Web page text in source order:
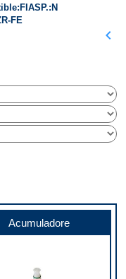
FI ASP. N
FE
chevron_left
Acumuladore